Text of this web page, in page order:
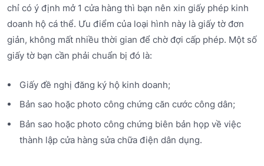
chỉ có ý định mở 1 cửa hàng thì bạn nên xin giấy phép kinh
doanh hộ cá thể. Ưu điểm của loại hình này là giấy tờ đơn
giản, không mất nhiều thời gian để chờ đợi cấp phép. Một số
giấy tờ bạn cần phải chuẩn bị đó là:
Giấy đề nghị đăng ký hộ kinh doanh;
Bản sao hoặc photo công chứng căn cước công dân;
Bản sao hoặc photo công chứng biên bản họp về việc
thành lập cửa hàng sửa chữa điện dân dụng.